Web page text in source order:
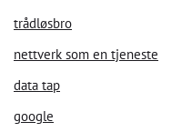
trådløsbro
nettverk som en tjeneste
data tap
google
La oss starte. Oppgi din